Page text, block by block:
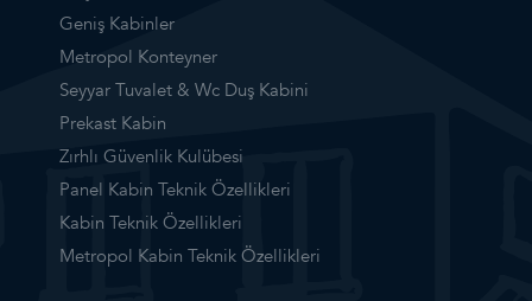
Geniş Kabinler
Metropol Konteyner
Seyyar Tuvalet & Wc Duş Kabini
Prekast Kabin
Zırhlı Güvenlik Kulübesi
Panel Kabin Teknik Özellikleri
Kabin Teknik Özellikleri
Metropol Kabin Teknik Özellikleri